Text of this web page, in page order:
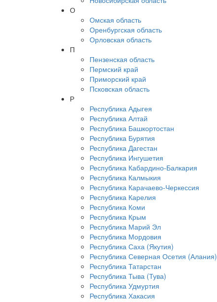
О
Омская область
Оренбургская область
Орловская область
П
Пензенская область
Пермский край
Приморский край
Псковская область
Р
Республика Адыгея
Республика Алтай
Республика Башкортостан
Республика Бурятия
Республика Дагестан
Республика Ингушетия
Республика Кабардино-Балкария
Республика Калмыкия
Республика Карачаево-Черкессия
Республика Карелия
Республика Коми
Республика Крым
Республика Марий Эл
Республика Мордовия
Республика Саха (Якутия)
Республика Северная Осетия (Алания)
Республика Татарстан
Республика Тыва (Тува)
Республика Удмуртия
Республика Хакасия